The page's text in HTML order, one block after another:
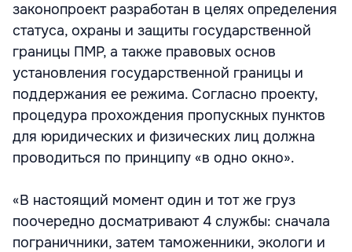
законопроект разработан в целях определения
статуса, охраны и защиты государственной
границы ПМР, а также правовых основ
установления государственной границы и
поддержания ее режима. Согласно проекту,
процедура прохождения пропускных пунктов
для юридических и физических лиц должна
проводиться по принципу «в одно окно».
«В настоящий момент один и тот же груз
поочередно досматривают 4 службы: сначала
пограничники, затем таможенники, экологи и